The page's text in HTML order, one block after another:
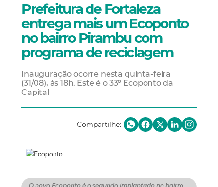
Prefeitura de Fortaleza
entrega mais um Ecoponto
no bairro Pirambu com
programa de reciclagem
Inauguração ocorre nesta quinta-feira
(31/08), às 18h. Este é o 33º Ecoponto da
Capital
Compartilhe:
O novo Ecoponto é o segundo implantado no bairro